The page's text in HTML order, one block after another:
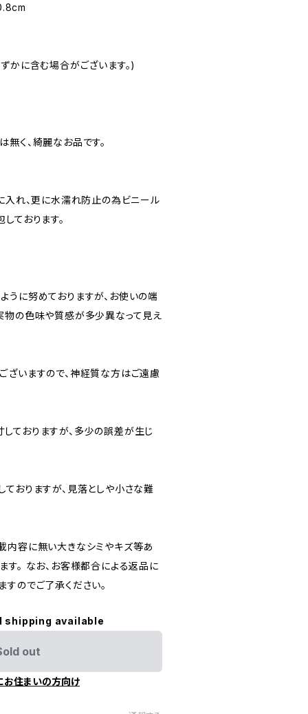
かに含む場合がございます。)
く、綺麗なお品です。
入れ、更に水濡れ防止の為ビニール
ております。
に努めておりますが、お使いの端
物の色味や質感が多少異なって見え
いますので、神経質な方はご遠慮
ておりますが、多少の誤差が生じ
おりますが、見落としや小さな難
内容に無い大きなシミやキズ等あ
す。 なお、お客様都合による返品に
のでご了承ください。
shipping available
out
お住まいの方向け